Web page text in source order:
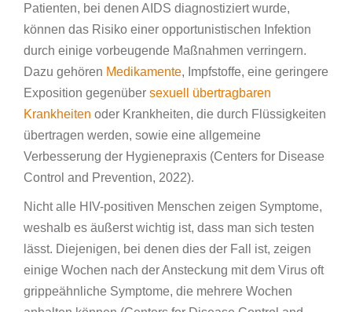
Patienten, bei denen AIDS diagnostiziert wurde,
können das Risiko einer opportunistischen Infektion
durch einige vorbeugende Maßnahmen verringern.
Dazu gehören Medikamente, Impfstoffe, eine geringere
Exposition gegenüber sexuell übertragbaren
Krankheiten oder Krankheiten, die durch Flüssigkeiten
übertragen werden, sowie eine allgemeine
Verbesserung der Hygienepraxis (Centers for Disease
Control and Prevention, 2022).
Nicht alle HIV-positiven Menschen zeigen Symptome,
weshalb es äußerst wichtig ist, dass man sich testen
lässt. Diejenigen, bei denen dies der Fall ist, zeigen
einige Wochen nach der Ansteckung mit dem Virus oft
grippeähnliche Symptome, die mehrere Wochen